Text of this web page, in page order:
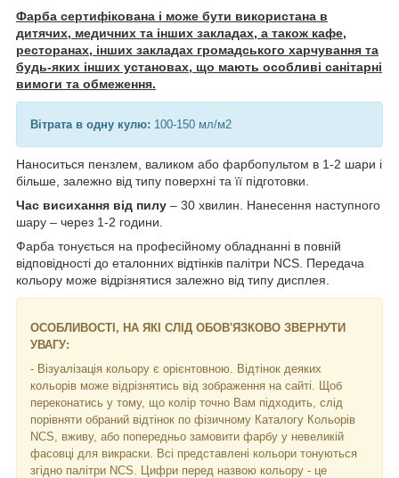
Фарба сертифікована і може бути використана в
дитячих, медичних та інших закладах, а також кафе,
ресторанах, інших закладах громадського харчування та
будь-яких інших установах, що мають особливі санітарні
вимоги та обмеження.
Вітрата в одну кулю: 100-150 мл/м2
Наноситься пензлем, валиком або фарбопультом в 1-2 шари і
більше, залежно від типу поверхні та її підготовки.
Час висихання від пилу – 30 хвилин. Нанесення наступного
шару – через 1-2 години.
Фарба тонується на професійному обладнанні в повній
відповідності до еталонних відтінків палітри NCS. Передача
кольору може відрізнятися залежно від типу дисплея.
ОСОБЛИВОСТІ, НА ЯКІ СЛІД ОБОВ'ЯЗКОВО ЗВЕРНУТИ
УВАГУ:
- Візуалізація кольору є орієнтовною. Відтінок деяких
кольорів може відрізнятись від зображення на сайті. Щоб
переконатись у тому, що колір точно Вам підходить, слід
порівняти обраний відтінок по фізичному Каталогу Кольорів
NCS, вживу, або попередньо замовити фарбу у невеликій
фасовці для викраски. Всі представлені кольори тонуються
згідно палітри NCS. Цифри перед назвою кольору - це